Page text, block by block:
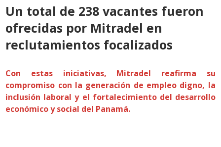
Un total de 238 vacantes fueron
ofrecidas por Mitradel en
reclutamientos focalizados
Con estas iniciativas, Mitradel reafirma su
compromiso con la generación de empleo digno, la
inclusión laboral y el fortalecimiento del desarrollo
económico y social del Panamá.